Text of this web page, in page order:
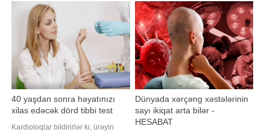
hesabatda bildirilir ki, virusun bəzi
xüsusiyyətləri təbii ştammlarda
nadir hallard
görə, tromb damar daxilində
yaranan və qan dövranını qismən
və ya tamamil
40 yaşdan sonra həyatınızı
xilas edəcək dörd tibbi test
Kardioloqlar bildirirlər ki, ürəyin
Dünyada xərçəng xəstələrinin
sayı ikiqat arta bilər -
HESABAT